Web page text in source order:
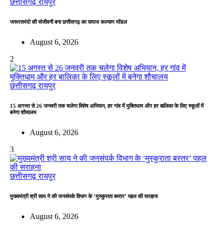
छत्तीसगढ़रायपुर
जरूरतमंदो की संजीवनी बना छत्तीसगढ़ का समाज कल्याण मॉडल
August 6, 2026
2
छत्तीसगढ़रायपुर
15 अगस्त से 26 जनवरी तक चलेगा विशेष अभियान, हर गांव में मुक्तिधाम और हर बालिका के लिए स्कूलों में
बनेगा शौचालय
August 6, 2026
3
छत्तीसगढ़रायपुर
मुख्यमंत्री श्री साय ने की जनसंपर्क विभाग के ‘मुस्कुराता बस्तर’ पहल की सराहना
August 6, 2026